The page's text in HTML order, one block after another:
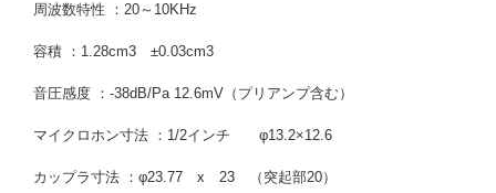
周波数特性 ：20～10KHz
容積 ：1.28cm3 ±0.03cm3
音圧感度 ：-38dB/Pa 12.6mV（プリアンプ含む）
マイクロホン寸法 ：1/2インチ φ13.2×12.6
カップラ寸法 ：φ23.77 x 23 （突起部20）